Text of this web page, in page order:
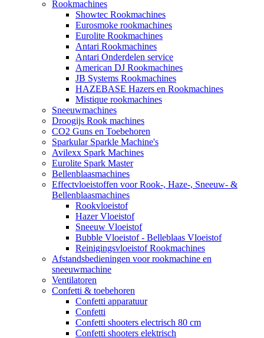
Rookmachines
Showtec Rookmachines
Eurosmoke rookmachines
Eurolite Rookmachines
Antari Rookmachines
Antari Onderdelen service
American DJ Rookmachines
JB Systems Rookmachines
HAZEBASE Hazers en Rookmachines
Mistique rookmachines
Sneeuwmachines
Droogijs Rook machines
CO2 Guns en Toebehoren
Sparkular Sparkle Machine's
Avilexx Spark Machines
Eurolite Spark Master
Bellenblaasmachines
Effectvloeistoffen voor Rook-, Haze-, Sneeuw- &
Bellenblaasmachines
Rookvloeistof
Hazer Vloeistof
Sneeuw Vloeistof
Bubble Vloeistof - Belleblaas Vloeistof
Reinigingsvloeistof Rookmachines
Afstandsbedieningen voor rookmachine en
sneeuwmachine
Ventilatoren
Confetti & toebehoren
Confetti apparatuur
Confetti
Confetti shooters electrisch 80 cm
Confetti shooters elektrisch